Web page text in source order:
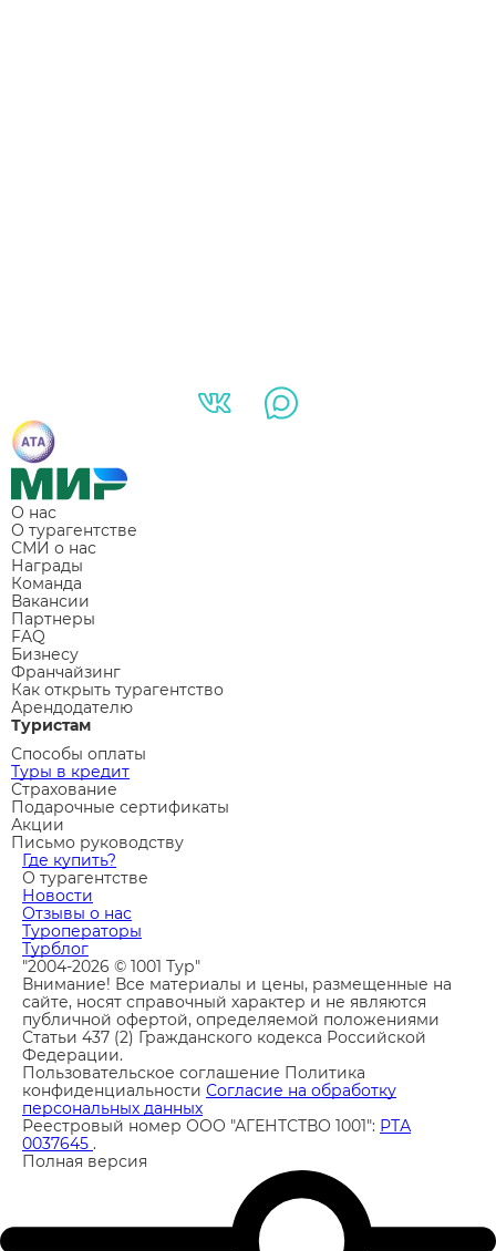
О нас
О турагентстве
СМИ о нас
Награды
Команда
Вакансии
Партнеры
FAQ
Бизнесу
Франчайзинг
Как открыть турагентство
Арендодателю
Туристам
Способы оплаты
Туры в кредит
Страхование
Подарочные сертификаты
Акции
Письмо руководству
Где купить?
О турагентстве
Новости
Отзывы о нас
Туроператоры
Турблог
"2004-2026 © 1001 Тур"
Внимание! Все материалы и цены, размещенные на
сайте, носят справочный характер и не являются
публичной офертой, определяемой положениями
Статьи 437 (2) Гражданского кодекса Российской
Федерации.
Пользовательское соглашение Политика
конфиденциальности Согласие на обработку
персональных данных
Реестровый номер ООО "АГЕНТСТВО 1001": РТА
0037645 .
Полная версия